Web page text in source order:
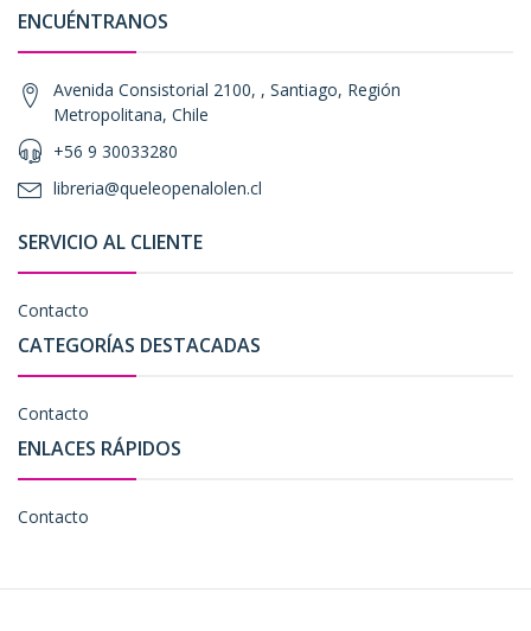
ENCUÉNTRANOS
Avenida Consistorial 2100, , Santiago, Región
Metropolitana, Chile
+56 9 30033280
libreria@queleopenalolen.cl
SERVICIO AL CLIENTE
Contacto
CATEGORÍAS DESTACADAS
Contacto
ENLACES RÁPIDOS
Contacto